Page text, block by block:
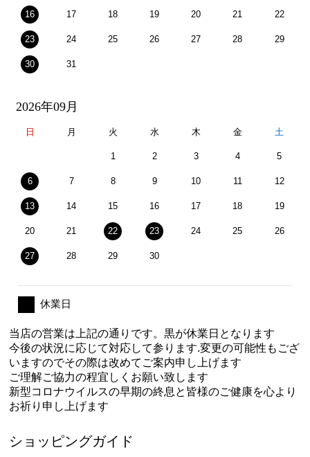
16 17 18 19 20 21 22
23 24 25 26 27 28 29
30 31
2026年09月
日 月 火 水 木 金 土
1 2 3 4 5
6 7 8 9 10 11 12
13 14 15 16 17 18 19
20 21 22 23 24 25 26
27 28 29 30
休業日
当店の営業は上記の通りです。黒が休業日となります
今後の状況に応じて対応して参ります.変更の可能性もござ
いますのでその際は改めてご案内申し上げます
ご理解ご協力の程宜しくお願い致します
新型コロナウイルスの早期の終息と皆様のご健康を心より
お祈り申し上げます
ショッピングガイド